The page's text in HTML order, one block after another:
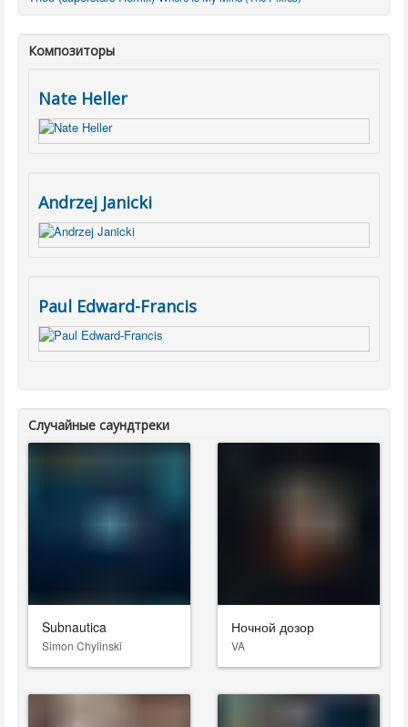
Композиторы
Nate Heller
Andrzej Janicki
Paul Edward-Francis
Случайные саундтреки
Subnautica
Simon Chylinski
Ночной дозор
VA